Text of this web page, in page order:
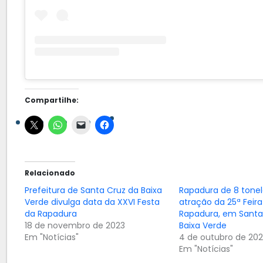
Compartilhe:
Relacionado
Prefeitura de Santa Cruz da Baixa
Verde divulga data da XXVI Festa
da Rapadura
18 de novembro de 2023
Em "Notícias"
Rapadura de 8
atração da 25ª
Rapadura, em
Baixa Verde
4 de outubro de
Em "Notícias"